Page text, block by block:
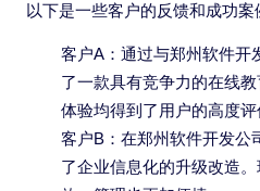
以下是一些客户的反馈和成功案
客户A：通过与郑州软件开
了一款具有竞争力的在线
体验均得到了用户的高度评
客户B：在郑州软件开发公
了企业信息化的升级改造